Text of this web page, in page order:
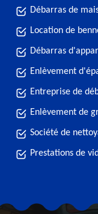
Débarras de
Location de
Débarras
Enlèvement
Entreprise de
Enlèvement de
Société de
Prestations de